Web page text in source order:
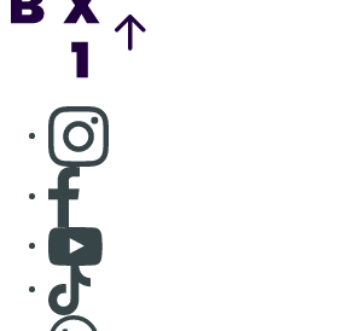
Consulter page Instagram
Consulter page Facebook
Consulter Youtube
Consulter TikTok